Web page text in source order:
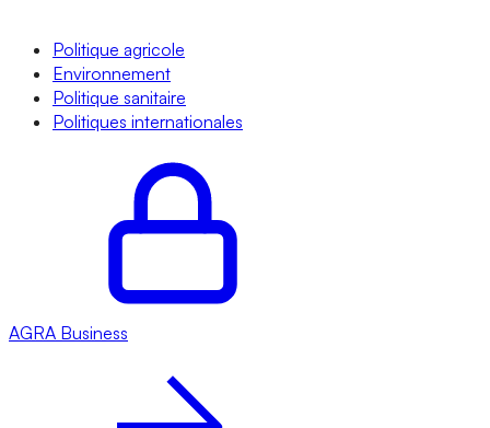
Politique agricole
Environnement
Politique sanitaire
Politiques internationales
AGRA Business